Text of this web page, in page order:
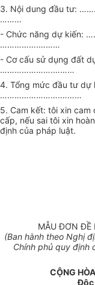
3. Nội dung đầu
………
- Chức năng dự
…………….………
- Cơ cấu sử dụng
………………….………
4. Tổng mức đầu tư
…………………….………
5. Cam kết: tôi xin
cấp, nếu sai tôi xin
định của pháp luật.
MẪU ĐƠN ĐỀ
(Ban hành theo Nghị
Chính phủ quy định
CỘNG
Độc